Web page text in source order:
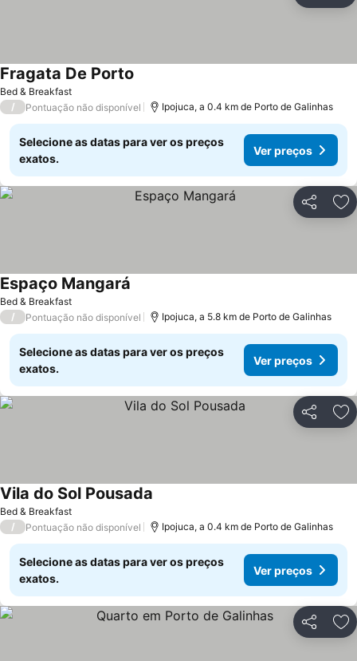
Bed & Breakfast
Fragata De Porto
/ Pontuação não disponível Ipojuca, a 0.4 km de Porto de Galinhas
Selecione as datas para ver os preços
exatos.
Ver preços
Partilhar
Bed & Breakfast
Espaço Mangará
/ Pontuação não disponível Ipojuca, a 5.8 km de Porto de Galinhas
Selecione as datas para ver os preços
exatos.
Ver preços
Partilhar
Bed & Breakfast
Vila do Sol Pousada
/ Pontuação não disponível Ipojuca, a 0.4 km de Porto de Galinhas
Selecione as datas para ver os preços
exatos.
Ver preços
Partilhar